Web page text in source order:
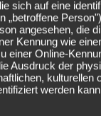
sich auf eine
„betroffene Person")
angesehen, die
Kennung wie
einer Online-
Ausdruck der
kulturellen
werden